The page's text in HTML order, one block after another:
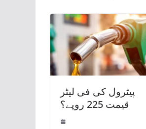
پیٹرول کی فی لیٹر
قیمت 225 روپے؟